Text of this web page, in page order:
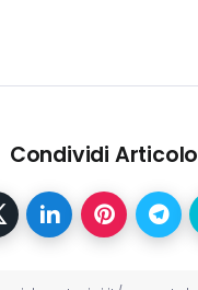
Condividi Articolo